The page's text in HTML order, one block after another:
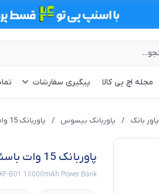
مجله اچ پی کالا پیگیری سفارشات
پاور بانک / پاوربانک بیسوس / پاوربانک 15 وات باسئوس مدل PPXF-B01 ظرفیت 10000 میلی آمپر ساعت
پاوربانک 15 وات باسئوس مدل PPXF-B01 ظرفیت 10000 میلی آمپر ساعت
B01 10000mAh Power Bank